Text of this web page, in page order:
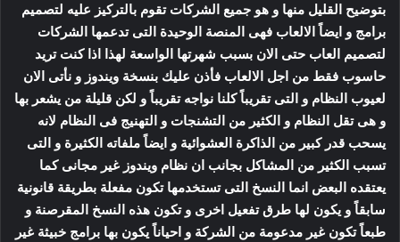
بتوضيح القليل منها و هو جميع الشركات تقوم بالتركيز عليه لتصميم
برامج و ايضاً الالعاب فهى المنصة الوحيدة التى تدعمها الشركات
لتصميم العاب حتى الان بسبب شهرتها الواسعة لهذا اذا كنت تريد
حاسوب فقط من اجل الالعاب فأذن عليك بنسخة ويندوز و نأتى الان
لعيوب النظام و التى تقريباً كلنا نواجه تقريباً و لكن قليلة من يشعر بها
و هى تقل النظام و الكثير من التشنجات و التهنيج فى النظام لانه
يسحب قدر كبير من الذاكرة العشوائية و ايضاً ملفاته الكثيرة و التى
تسبب الكثير من المشاكل بجانب ان نظام ويندوز غير مجانى كما
يعتقده البعض انما النسخ التى تستخدمها تكون مفعلة بطريقة قانونية
سابقاً و يكون لها طرق تفعيل اخرى و تكون هذه النسخ المقرصنة و
طبعاً تكون غير مدعومة من الشركة و احياناً يكون بها برامج خبيثة غير